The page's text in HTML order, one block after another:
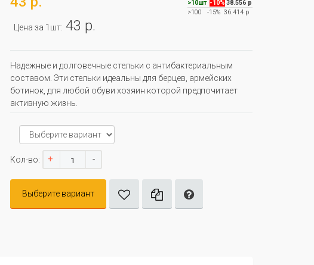
Цена за 1шт: 43 р.
>10шт -10% 38.556 р
>100
-15%36.414 р
Надежные и долговечные стельки с антибактериальным
составом. Эти стельки идеальны для берцев, армейских
ботинок, для любой обуви хозяин которой предпочитает
активную жизнь.
Кол-во: + -
Выберите вариант